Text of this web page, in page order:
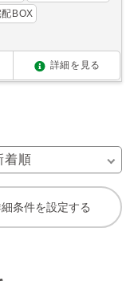
配BOX
詳細を見る
条件を設定する